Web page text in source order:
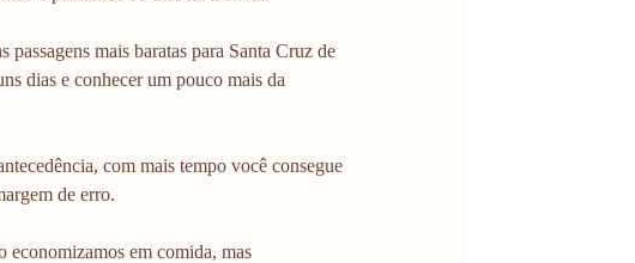
mais baratas para Santa Cruz de
dias e conhecer um pouco mais da
com mais tempo você consegue
de erro.
economizamos em comida, mas